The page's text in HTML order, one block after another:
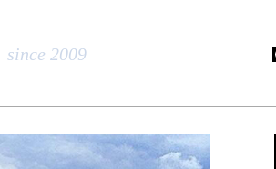
since 2009